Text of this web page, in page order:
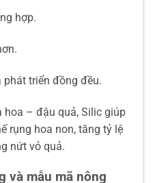
hợp.
phát triển đồng đều.
– đậu quả, Silic giúp
rụng hoa non, tăng tỷ lệ
nứt vỏ quả.
và mẫu mã nông